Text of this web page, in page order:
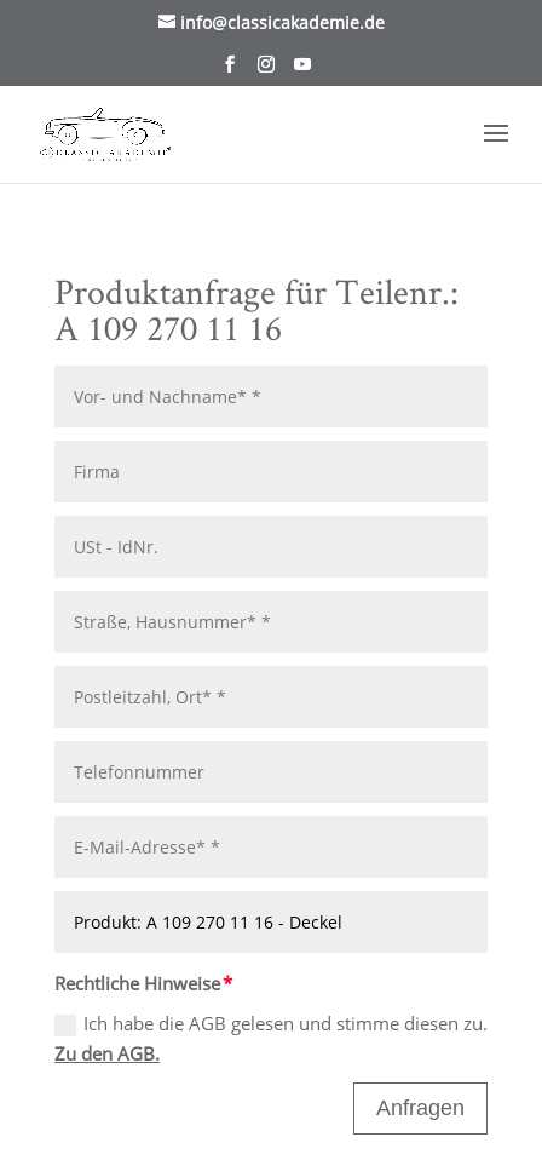
/* TablePress Highlight */info@classicakademie.de
Produktanfrage für Teilenr.:
A 109 270 11 16
Rechtliche Hinweise
Ich habe die AGB gelesen und stimme diesen zu.
Zu den AGB.
Anfragen